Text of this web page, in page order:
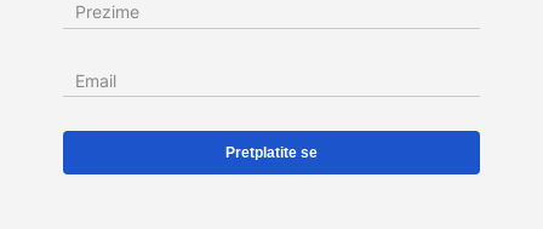
Prezime
Email